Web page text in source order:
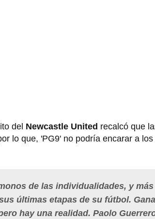
del Newcastle United recalcó que
lo que, 'PG9' no podría encarar a
de las individualidades, y
últimas etapas de su fútbol.
hay una realidad. Paolo